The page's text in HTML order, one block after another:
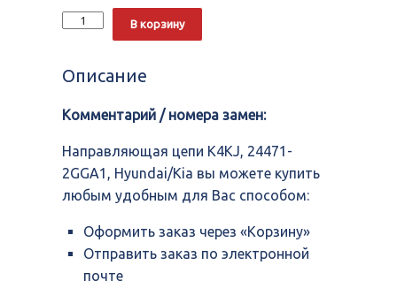
Количество
Направляющая
24471-
Hyundai/Kia
В корзину
Описание
Комментарий / номера замен:
Направляющая цепи K4KJ, 24471-
2GGA1, Hyundai/Kia вы можете купить
любым удобным для Вас способом:
Оформить заказ через «Корзину»
Отправить заказ по электронной
почте